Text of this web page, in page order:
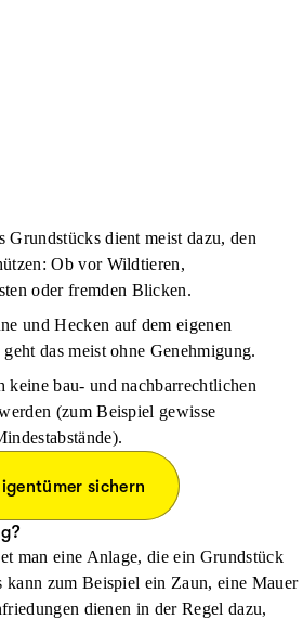
Grundstücks dient meist dazu, den
Ob vor Wildtieren,
oder fremden Blicken.
und Hecken auf dem eigenen
das meist ohne Genehmigung.
keine bau- und nachbarrechtlichen
(zum Beispiel gewisse
sichern
man eine Anlage, die ein Grundstück
kann zum Beispiel ein Zaun, eine Mauer
dienen in der Regel dazu,